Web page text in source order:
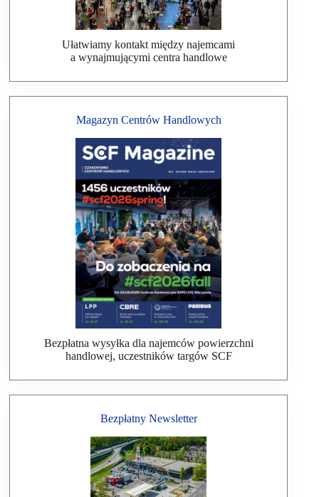
Ułatwiamy kontakt między najemcami
a wynajmującymi centra handlowe
Magazyn Centrów Handlowych
Bezpłatna wysyłka dla najemców powierzchni
handlowej, uczestników targów SCF
Bezpłatny Newsletter